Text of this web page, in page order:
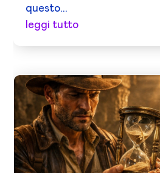
questo...
leggi tutto